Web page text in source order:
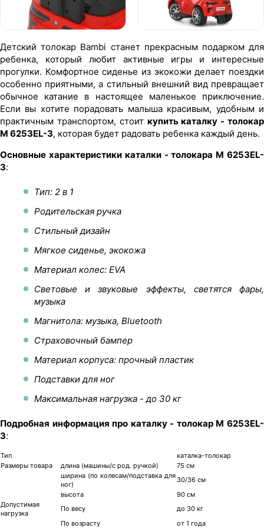
Детский толокар Bambi станет прекрасным подарком для
ребенка, который любит активные игры и интересные
прогулки. Комфортное сиденье из экокожи делает поездки
особенно приятными, а стильный внешний вид превращает
обычное катание в настоящее маленькое приключение.
Если вы хотите порадовать малыша красивым, удобным и
практичным транспортом, стоит купить каталку - толокар
M 6253EL-3, которая будет радовать ребенка каждый день.
Основные характеристики каталки - толокара M 6253EL-
3:
Тип: 2 в 1
Родительская ручка
Стильный дизайн
Мягкое сиденье, экокожа
Материал колес: EVA
Световые и звуковые эффекты, светятся фары,
музыка
Магнитола: музыка, Bluetooth
Страховочный бампер
Материал корпуса: прочный пластик
Подставки для ног
Максимальная нагрузка - до 30 кг
Подробная информация про каталку - толокар M 6253EL-
3:
Тип
каталка-толокар
Размеры товара
длина (машины/с род. ручкой)
75 см
ширина (по колесам/подставка для
ног)
30/36 см
высота
90 см
Допустимая
нагрузка
По весу
до 30 кг
По возрасту
от 1 года